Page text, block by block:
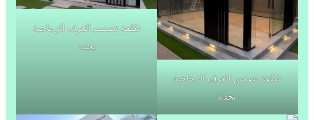
تكلفة تصميم الغرف الزجاجية
بجدة
تكلفة تصميم الغرف الزجاجية
بجدة